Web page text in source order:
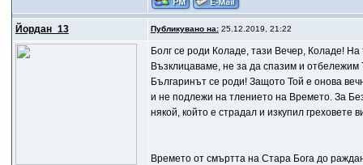
Йордан_13 Публикувано на:25.12.2019, 21:22
Болг се роди Колaдe, тази Вечер, Колaдe!
Възклицаваме, не за да спазим и
Българинът се роди! Защото Той е онова
и не подлежи на тлението на Времето. За
някой, който е страдал и изкупил
Времето от смъртта на Стара Бога до